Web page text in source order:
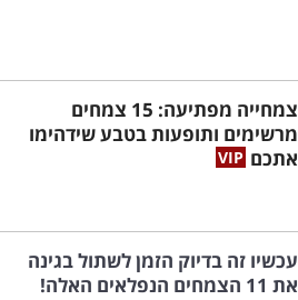
צמחייה מפתיעה: 15 צמחים
מרשימים ותופעות בטבע שידהימו
אתכם
עכשיו זה בדיוק הזמן לשתול בגינה
את 11 הצמחים הנפלאים האלה!